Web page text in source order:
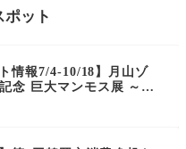
ット
情報7/4-10/18】月山ゾ
念 巨大マンモス展 ～月
間たち～（鶴岡市）